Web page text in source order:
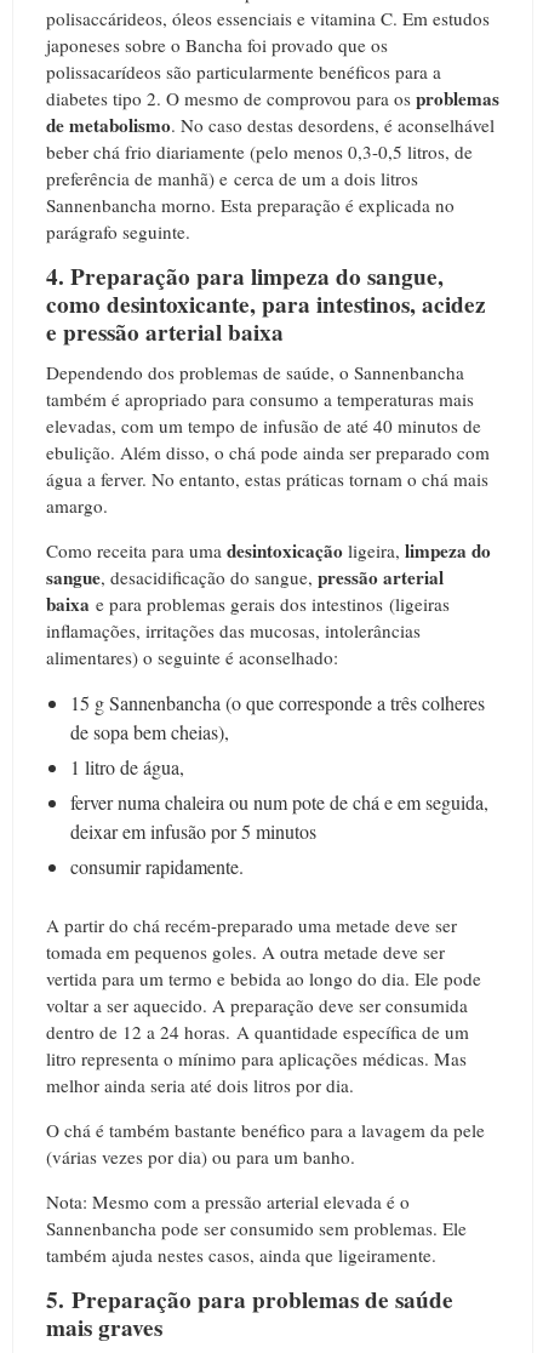
polisaccárideos, óleos essenciais e vitamina C. Em estudos
japoneses sobre o Bancha foi provado que os
polissacarídeos são particularmente benéficos para a
diabetes tipo 2. O mesmo de comprovou para os problemas
de metabolismo. No caso destas desordens, é aconselhável
beber chá frio diariamente (pelo menos 0,3-0,5 litros, de
preferência de manhã) e cerca de um a dois litros
Sannenbancha morno. Esta preparação é explicada no
parágrafo seguinte.
4. Preparação para limpeza do sangue,
como desintoxicante, para intestinos, acidez
e pressão arterial baixa
Dependendo dos problemas de saúde, o Sannenbancha
também é apropriado para consumo a temperaturas mais
elevadas, com um tempo de infusão de até 40 minutos de
ebulição. Além disso, o chá pode ainda ser preparado com
água a ferver. No entanto, estas práticas tornam o chá mais
amargo.
Como receita para uma desintoxicação ligeira, limpeza do
sangue, desacidificação do sangue, pressão arterial
baixa e para problemas gerais dos intestinos (ligeiras
inflamações, irritações das mucosas, intolerâncias
alimentares) o seguinte é aconselhado:
15 g Sannenbancha (o que corresponde a três colheres
de sopa bem cheias),
1 litro de água,
ferver numa chaleira ou num pote de chá e em seguida,
deixar em infusão por 5 minutos
consumir rapidamente.
A partir do chá recém-preparado uma metade deve ser
tomada em pequenos goles. A outra metade deve ser
vertida para um termo e bebida ao longo do dia. Ele pode
voltar a ser aquecido. A preparação deve ser consumida
dentro de 12 a 24 horas. A quantidade específica de um
litro representa o mínimo para aplicações médicas. Mas
melhor ainda seria até dois litros por dia.
O chá é também bastante benéfico para a lavagem da pele
(várias vezes por dia) ou para um banho.
Nota: Mesmo com a pressão arterial elevada é o
Sannenbancha pode ser consumido sem problemas. Ele
também ajuda nestes casos, ainda que ligeiramente.
5. Preparação para problemas de saúde
mais graves